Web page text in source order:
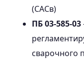
(САСв)
ПБ 03-585-03
сварочного